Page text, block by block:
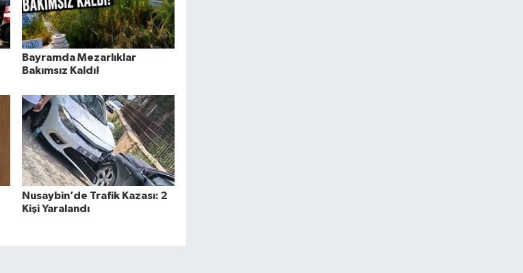
Bayramda Mezarlıklar
Bakımsız Kaldı!
Nusaybin’de Trafik Kazası: 2
Kişi Yaralandı